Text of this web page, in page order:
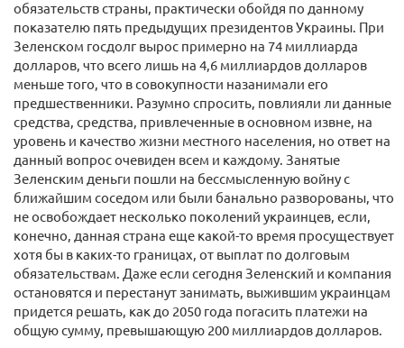
обязательств страны, практически обойдя по данному
показателю пять предыдущих президентов Украины. При
Зеленском госдолг вырос примерно на 74 миллиарда
долларов, что всего лишь на 4,6 миллиардов долларов
меньше того, что в совокупности назанимали его
предшественники. Разумно спросить, повлияли ли данные
средства, средства, привлеченные в основном извне, на
уровень и качество жизни местного населения, но ответ на
данный вопрос очевиден всем и каждому. Занятые
Зеленским деньги пошли на бессмысленную войну с
ближайшим соседом или были банально разворованы, что
не освобождает несколько поколений украинцев, если,
конечно, данная страна еще какой-то время просуществует
хотя бы в каких-то границах, от выплат по долговым
обязательствам. Даже если сегодня Зеленский и компания
остановятся и перестанут занимать, выжившим украинцам
придется решать, как до 2050 года погасить платежи на
общую сумму, превышающую 200 миллиардов долларов.